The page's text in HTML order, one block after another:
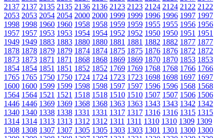
2137 2137 2135 2135 2136 2136 2123 2123 2124 2124 2122 2122
2053 2053 2054 2054 2000 2000 1999 1999 1996 1996 1997 1997
1998 1998 1960 1960 1958 1958 1959 1959 1955 1955 1956 1956
1957 1957 1953 1953 1954 1954 1952 1952 1950 1950 1951 1951
1949 1949 1883 1883 1880 1880 1881 1881 1882 1882 1877 1877
1878 1878 1879 1879 1874 1874 1875 1875 1876 1876 1872 1872
1873 1873 1871 1871 1868 1868 1869 1869 1870 1870 1853 1853
1854 1854 1851 1851 1852 1852 1769 1769 1768 1768 1766 1766
1765 1765 1750 1750 1724 1724 1723 1723 1698 1698 1697 1697
1600 1600 1599 1599 1598 1598 1597 1597 1596 1596 1568 1568
1564 1564 1521 1521 1518 1518 1510 1510 1507 1507 1506 1506
1446 1446 1369 1369 1368 1368 1363 1363 1343 1343 1342 1342
1340 1340 1338 1338 1331 1331 1317 1317 1316 1316 1315 1315
1314 1314 1313 1313 1312 1312 1311 1311 1310 1310 1309 1309
1308 1308 1307 1307 1305 1305 1303 1303 1301 1301 1300 1300